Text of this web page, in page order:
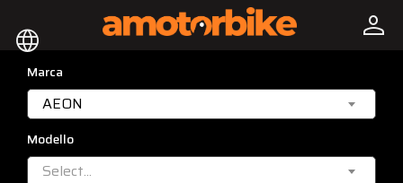
language person
Marca
AEON
Modello
Select...